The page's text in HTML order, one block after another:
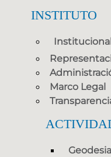
INSTITUTO
Institucional
Marco Legal
Geodesia